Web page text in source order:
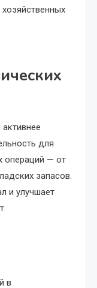
для
операций — от
запасов.
и улучшает
в